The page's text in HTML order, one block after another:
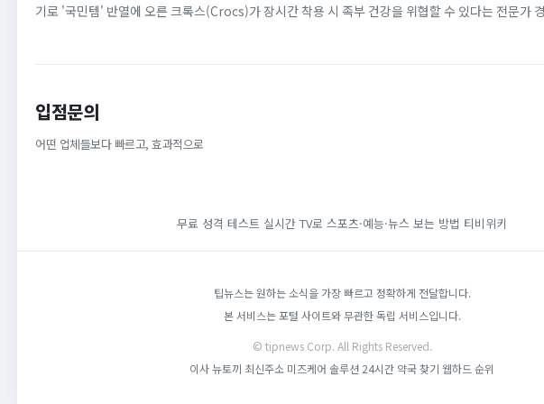
기로 '국민템' 반열에 오른 크록스(Crocs)가 장시간 착용 시 족부 건강을 위협할 수 있다는 전문가 경
입점문의
어떤 업체들보다 빠르고, 효과적으로
무료 성격 테스트 실시간 TV로 스포츠·예능·뉴스 보는 방법 티비위키
팁뉴스는 원하는 소식을 가장 빠르고 정확하게 전달합니다.
본 서비스는 포털 사이트와 무관한 독립 서비스입니다.
© tipnews Corp. All Rights Reserved.
이사뉴토끼 최신주소 미즈케어 솔루션 24시간 약국 찾기 웹하드 순위